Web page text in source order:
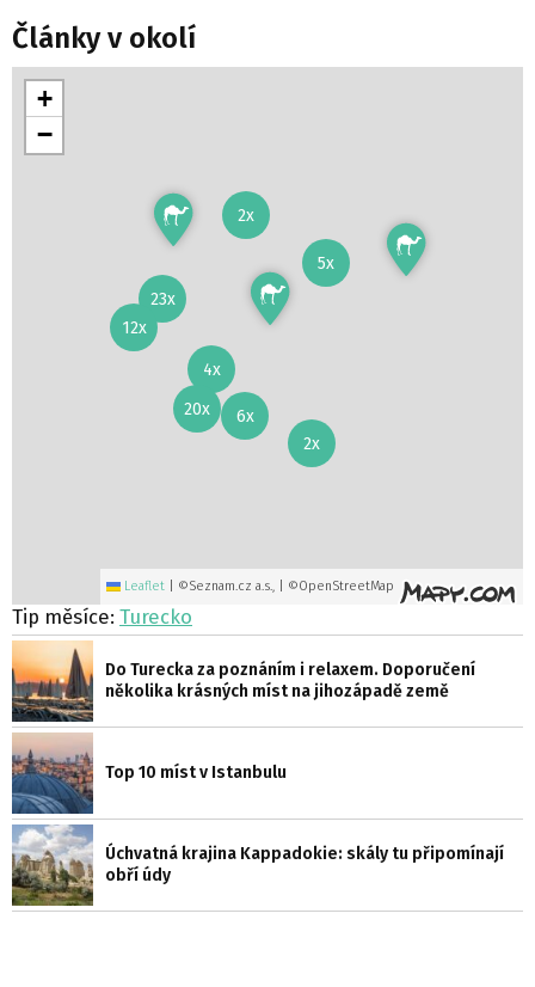
Články v okolí
2x
5x
2x
6x
20x
12x
4x
23x
+
−
Leaflet ©Seznam.cz a.s., | ©OpenStreetMap
Tip měsíce: Turecko
Do Turecka za poznáním i relaxem. Doporučení
několika krásných míst na jihozápadě země
Top 10 míst v Istanbulu
Úchvatná krajina Kappadokie: skály tu připomínají
obří údy